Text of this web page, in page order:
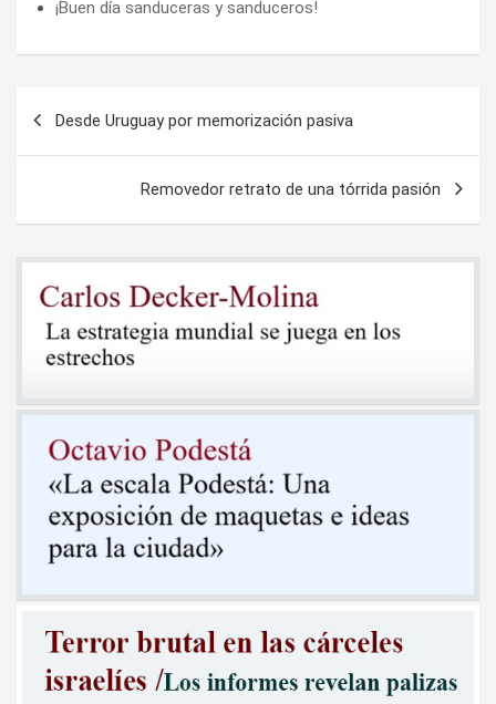
¡Buen día sanduceras y sanduceros!
Desde Uruguay por memorización pasiva
Removedor retrato de una tórrida pasión